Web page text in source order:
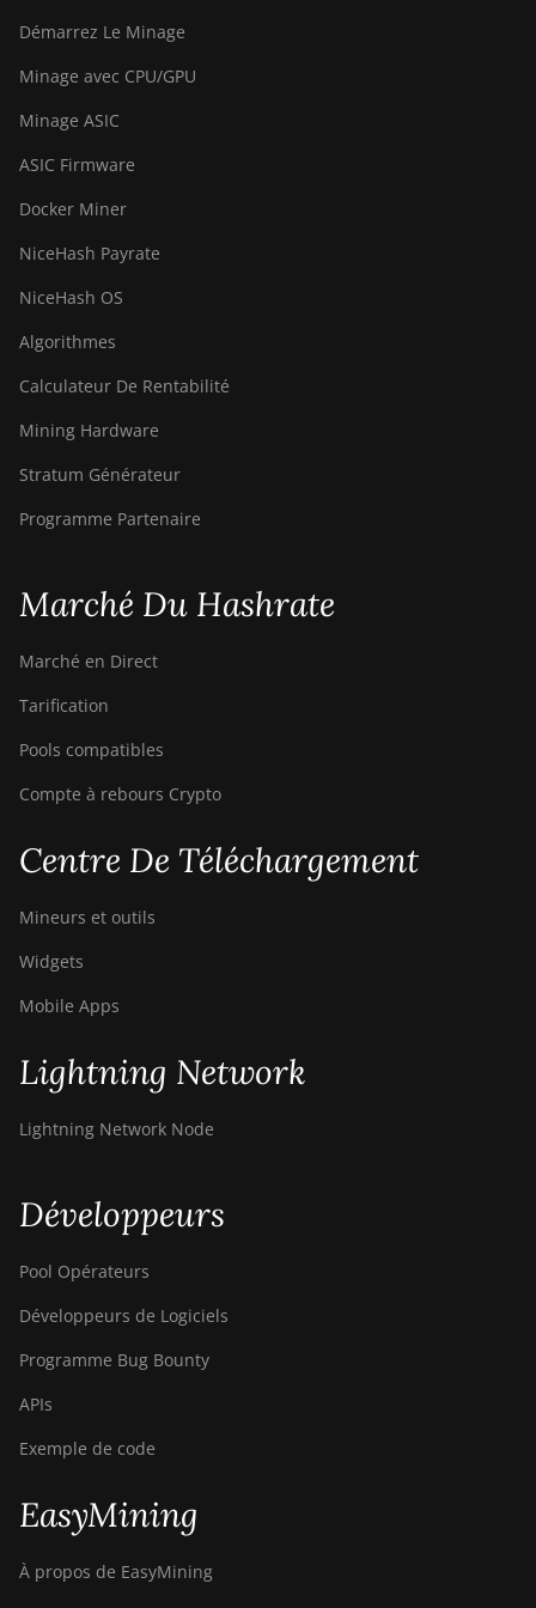
Canaan Avalon A1566
Canaan Avalon A1566I
Canaan Avalon A15XP-206T
Canaan Avalon A16 (282Th)
Canaan Avalon A16XP (300Th)
Canaan Avalon Made A1346
Canaan Avalon Made A1366
Canaan Avalon Made A1446
Canaan Avalon Made A1466
Canaan Avalon Mini 3
Canaan Avalon Nano 3
Canaan Avalon Nano 3S
Canaan Avalon Q
Canaan AvalonMiner 1047
Canaan AvalonMiner 1066
Canaan Creative Avalon 1126 Pro
Canaan Creative Avalon 1146 Pro
Canaan Creative Avalon 1246
Canaan Creative Avalon 7
DesiweMiner K10Pro
DesiweMiner K10Ultra
DesiweMiner K9S
Ebang Ebit E12
ElphaPex DG 1
ElphaPex DG 1 Lite
ElphaPex DG 1+
ElphaPex DG 1S
ElphaPex DG Hydro 1
ElphaPex DG2
ElphaPex DG2+
FusionSilicon X2
Démarrez Le Minage
Minage avec CPU/GPU
Minage ASIC
ASIC Firmware
Docker Miner
NiceHash Payrate
NiceHash OS
Algorithmes
Calculateur De Rentabilité
Mining Hardware
Stratum Générateur
Programme Partenaire
Marché Du Hashrate
Marché en Direct
Tarification
Pools compatibles
Compte à rebours Crypto
Centre De Téléchargement
Mineurs et outils
Widgets
Mobile Apps
Lightning Network
Lightning Network Node
Développeurs
Pool Opérateurs
Développeurs de Logiciels
Programme Bug Bounty
APIs
Exemple de code
EasyMining
À propos de EasyMining